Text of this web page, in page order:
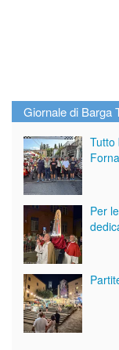
Giornale di Barga
Tutto
Per